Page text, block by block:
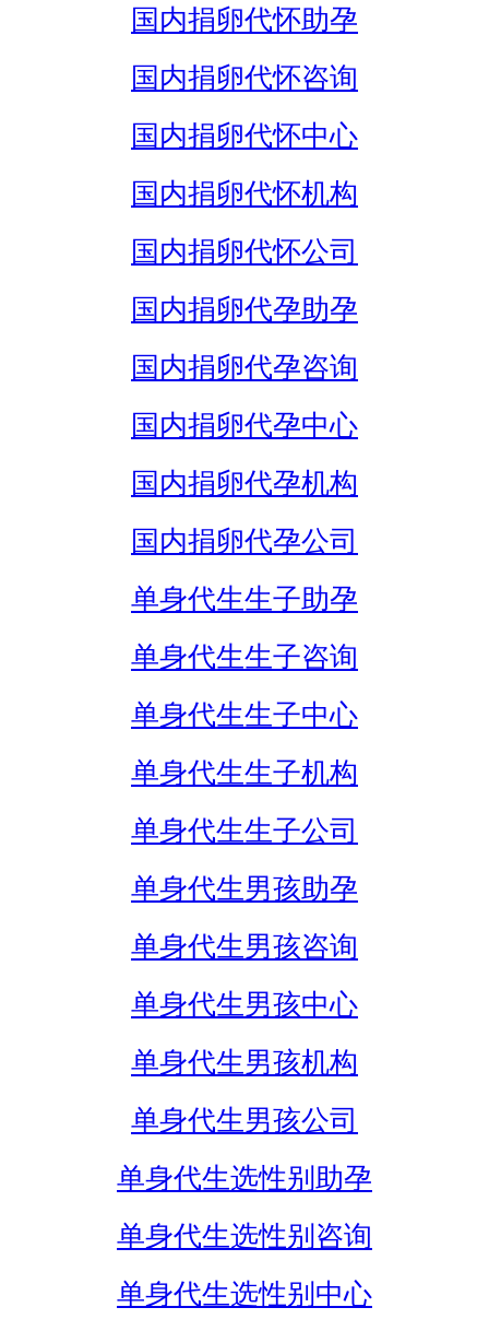
国内捐卵代怀助孕
国内捐卵代怀咨询
国内捐卵代怀中心
国内捐卵代怀机构
国内捐卵代怀公司
国内捐卵代孕助孕
国内捐卵代孕咨询
国内捐卵代孕中心
国内捐卵代孕机构
国内捐卵代孕公司
单身代生生子助孕
单身代生生子咨询
单身代生生子中心
单身代生生子机构
单身代生生子公司
单身代生男孩助孕
单身代生男孩咨询
单身代生男孩中心
单身代生男孩机构
单身代生男孩公司
单身代生选性别助孕
单身代生选性别咨询
单身代生选性别中心